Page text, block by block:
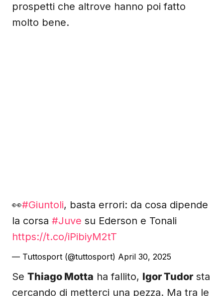
prospetti che altrove hanno poi fatto
molto bene.
👀#Giuntoli, basta errori: da cosa dipende
la corsa #Juve su Ederson e Tonali
https://t.co/iPibiyM2tT
— Tuttosport (@tuttosport) April 30, 2025
Se Thiago Motta ha fallito, Igor Tudor sta
cercando di metterci una pezza. Ma tra le